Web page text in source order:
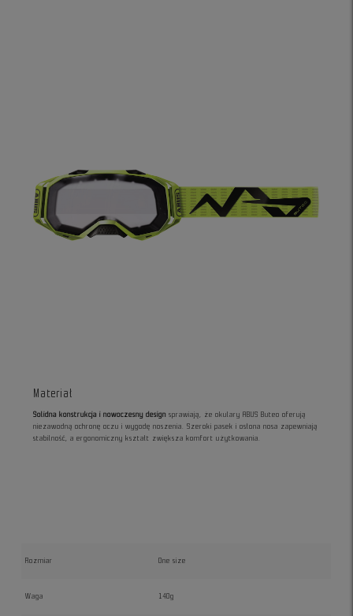
Materiał
Solidna konstrukcja i nowoczesny design sprawiają, że okulary ABUS Buteo oferują
niezawodną ochronę oczu i wygodę noszenia. Szeroki pasek i osłona nosa zapewniają
stabilność, a ergonomiczny kształt zwiększa komfort użytkowania.
Rozmiar One size
Waga 140g